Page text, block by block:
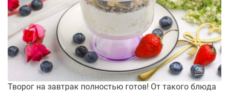
Творог на завтрак полностью готов! От такого блюда